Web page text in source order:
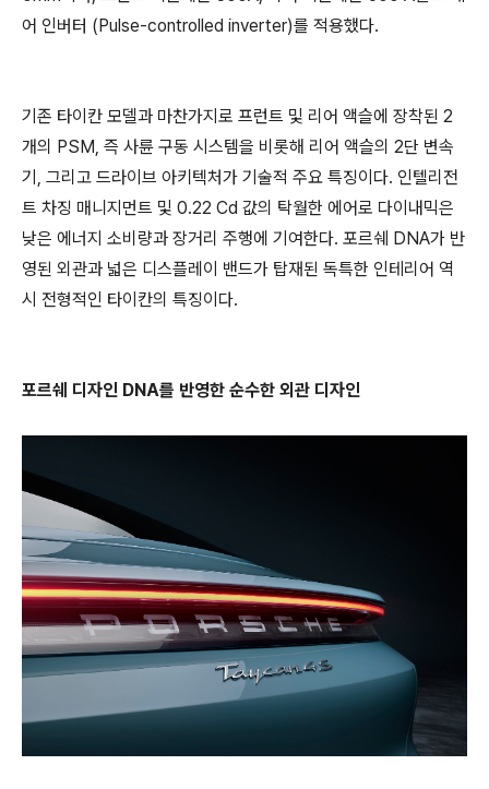
어 인버터 (Pulse-controlled inverter)를 적용했다.
기존 타이칸 모델과 마찬가지로 프런트 및 리어 액슬에 장착된 2
개의 PSM, 즉 사륜 구동 시스템을 비롯해 리어 액슬의 2단 변속
기, 그리고 드라이브 아키텍처가 기술적 주요 특징이다. 인텔리전
트 차징 매니지먼트 및 0.22 Cd 값의 탁월한 에어로 다이내믹은
낮은 에너지 소비량과 장거리 주행에 기여한다. 포르쉐 DNA가 반
영된 외관과 넓은 디스플레이 밴드가 탑재된 독특한 인테리어 역
시 전형적인 타이칸의 특징이다.
포르쉐 디자인 DNA를 반영한 순수한 외관 디자인